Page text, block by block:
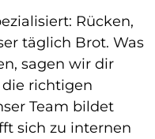
Rücken,
täglich Brot. Was
sagen wir dir
richtigen
Team bildet
sich zu internen